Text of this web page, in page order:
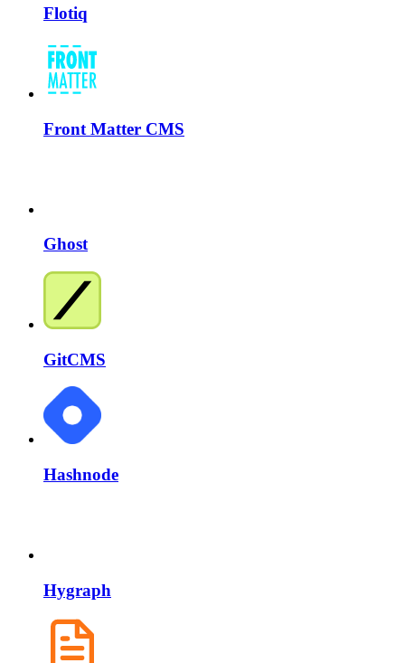
Flotiq
Front Matter CMS
Ghost
GitCMS
Hashnode
Hygraph